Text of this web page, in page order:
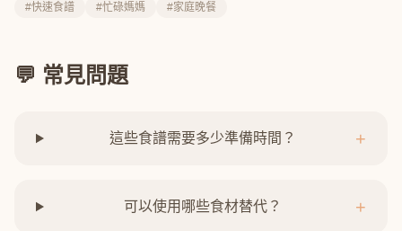
#快速食譜 #忙碌媽媽 #家庭晚餐
💬 常見問題
這些食譜需要多少準備時間？ +
可以使用哪些食材替代？ +